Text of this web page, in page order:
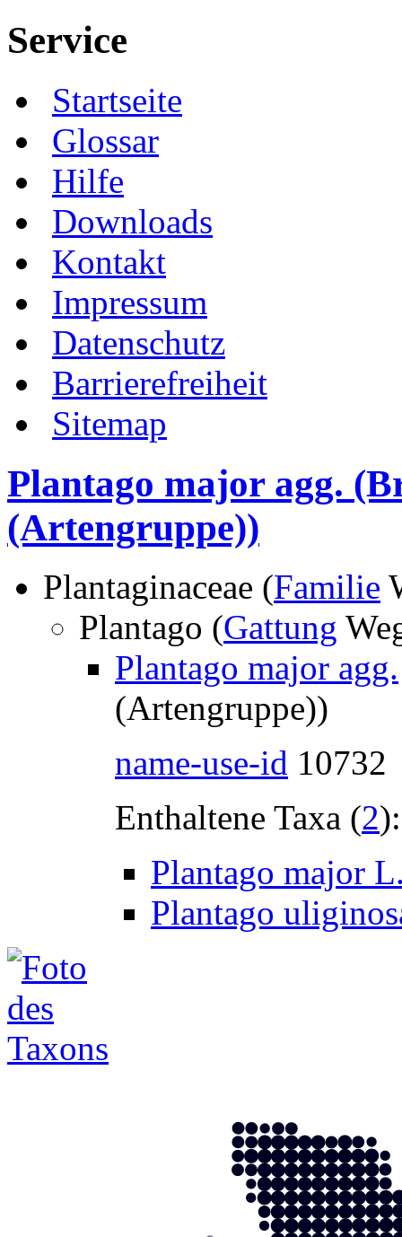
Service
Startseite
Glossar
Hilfe
Downloads
Kontakt
Impressum
Datenschutz
Barrierefreiheit
Sitemap
Plantago major agg.
(Artengruppe))
Plantaginaceae (Familie
Plantago (Gattung
Plantago major agg.
(Artengruppe))
name-use-id 10732
Enthaltene Taxa (2):
Plantago major
Plantago